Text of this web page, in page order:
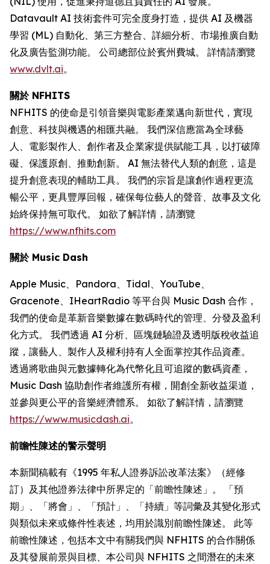
Datavault AI 技術套件可完全度身打造，提供 AI 及機器
學習 (ML) 自動化、第三方整合、詳細分析、市場推廣自動
化及廣告監測功能。 公司總部位於賓州費城。 詳情請瀏覽
www.dvlt.ai。
關於 NFHITS
NFHITS 的使命是引領音樂與電影產業邁向新世代，實現
創意、科技與機遇的相匯共融。 我們深信應當為全球藝
人、電影製作人、創作者及企業家提供賦能工具，以打破障
礙、保護原創、推動創新。 AI 無法替代人類的創意，這是
提升創意表現的輔助工具。 我們的宗旨是讓創作過程更流
暢公平，更具豐厚回報，確保每位藝人的聲音、故事及文化
始終保持無可取代。 如欲了解詳情，請瀏覽
https://www.nfhits.com
關於 Music Dash
Apple Music、Pandora、Tidal、YouTube、
Gracenote、IHeartRadio 等平台與 Music Dash 合作，
我們的使命是革新音樂數據在數碼時代的管理、分發及盈利
化方式。 我們透過 AI 分析、區塊鏈驗證及透明版稅收益追
蹤，讓藝人、製作人及權利持有人全面掌控其作品資產。
透過將歌曲與元數據轉化為代幣化且可追蹤的數碼資產，
Music Dash 協助創作者維護所有權，開創全新收益渠道，
並參與更公平的音樂經濟體系。 如欲了解詳情，請瀏覽
https://www.musicdash.ai。
前瞻性陳述的警示聲明
本新聞稿載有《1995 年私人證券訴訟改革法案》（經修
訂）及其他證券法律中所界定的「前瞻性陳述」。 「預
期」、「將會」、「預計」、「持續」等詞彙及其變化形式
與類似未來或條件性表述，均用於識別前瞻性陳述。 此等
前瞻性陳述，包括本文中有關我們與 NFHITS 的合作關係
及其發展前景與目標、本公司與 NFHITS 之間潛在的未來